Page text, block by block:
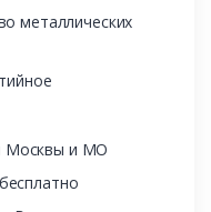
металлических
Москвы и МО